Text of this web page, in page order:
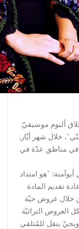
ألبوم موسيقيّ
خلال شهر أيّار.
في مناطق عدّة في
"هو امتداد
تقديم المادة
خلال عروض حيّة
التراثيّة
ينقل للمُتلقي